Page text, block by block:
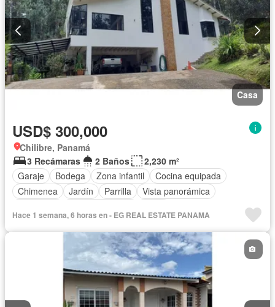
Casa
USD$ 300,000
Chilibre, Panamá
3 Recámaras
2 Baños
2,230 m²
Garaje
Bodega Zona infantil
Cocina equipada
Chimenea
Jardín Parrilla
Vista panorámica
Hace 1 semana, 6 horas en - EG REAL ESTATE PANAMA